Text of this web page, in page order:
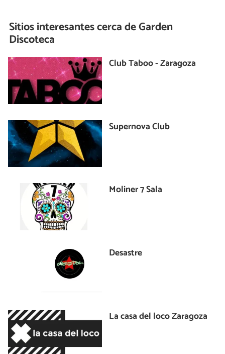
Sitios interesantes cerca deGarden
Discoteca
Club Taboo - Zaragoza
Supernova Club
Moliner 7 Sala
Desastre
La casa del loco Zaragoza